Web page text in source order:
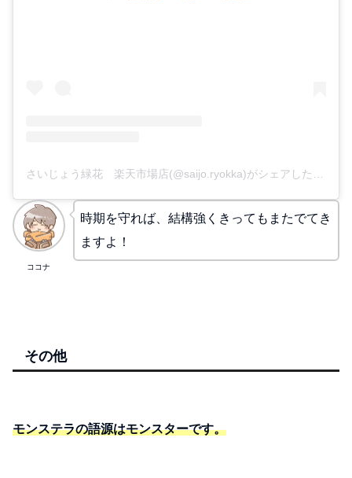
ココナ
時期を守れば、結構強くきってもまたでてき
ますよ！
その他
モンステラの語源はモンスターです。